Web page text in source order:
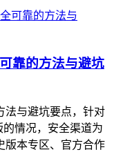
靠的方法与避坑
法与避坑要点，针对
情况，安全渠道为
版本专区、官方合作